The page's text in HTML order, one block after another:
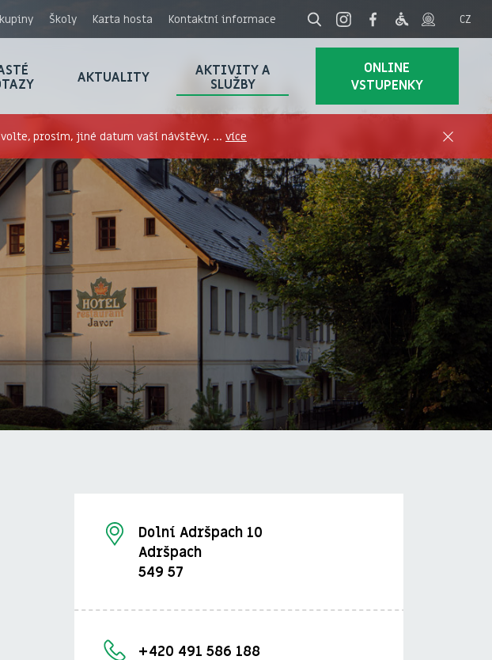
Školy Karta hosta Kontaktní informace
AKTUALITY
AKTIVITY A
SLUŽBY
ONLINE
VSTUPENKY
prosím, jiné datum vaší návštěvy. ... více
Dolní Adršpach 10
Adršpach
549 57
+420 491 586 188